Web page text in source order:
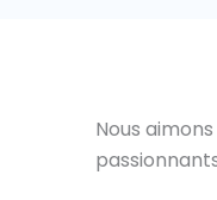
Nous